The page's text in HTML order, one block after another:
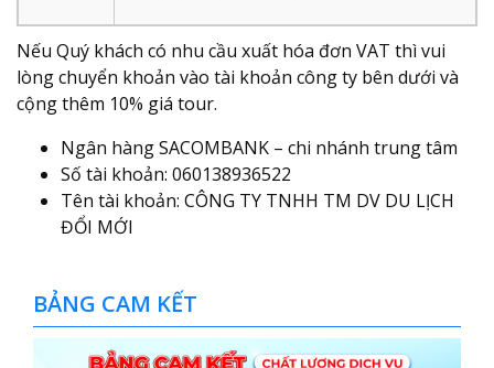
Nếu Quý khách có nhu cầu xuất hóa đơn VAT thì vui
lòng chuyển khoản vào tài khoản công ty bên dưới và
cộng thêm 10% giá tour.
Ngân hàng SACOMBANK – chi nhánh trung tâm
Số tài khoản: 060138936522
Tên tài khoản: CÔNG TY TNHH TM DV DU LỊCH
ĐỔI MỚI
BẢNG CAM KẾT